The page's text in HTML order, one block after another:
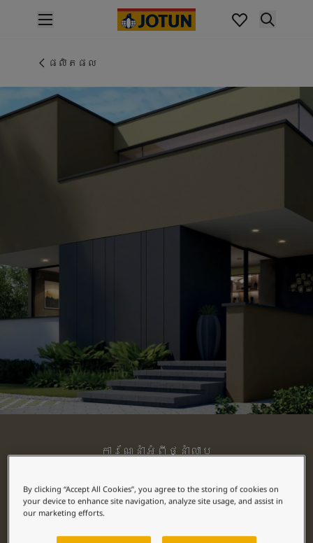
គំនូរខាងក្នុង
គំនូរខាងក្រៅ
ផលិតផលផ្នែកខាងក្រៅ
ពណ៌ថ្នាំលាបខាងក្នុង
ពណ៌ខាងក្នុងទាំងអស់។
ពណ៌ថ្នាំលាបខាងក្រៅ
ការបំផុសគំនិត
ការបំផុសគំនិតពីផ្នែកខាងក្នុងផ្ទះ
ការបំផុសគំនិតពីផ្នែកខាងក្រៅផ្ទះ
Blog សំរាប់ការរស់នៅដែលពោរពេញដោយការការបំផុសគំនិ
លាបពណ៌ផ្ទះរបស់អ្នក
ស្វែងរកដេប៉ូ
ឯកសារផលិតផល
តារាង​ទិន្នន័យ
Soulful Spaces - ជម្រើសពណ៌ចុងក្រោយបំផុតពី Jotun
ផលិតផល
គំនូរខាងក្រៅ
ការណែនាំអំពីថ្នាំលាប
ស្វែងរកថ្នាំលាបខាងក្រៅដែលសាកសមនឹង
ផ្ទះរបស់អ្នក។ ស្វែងយល់ពីថ្នាំលាប
លំដាប់ខ្ពស់របស់យើង ហើយជ្រើសរើស
By clicking “Accept All Cookies”, you agree to the storing of cookies on
your device to enhance site navigation, analyze site usage, and assist in
our marketing efforts.